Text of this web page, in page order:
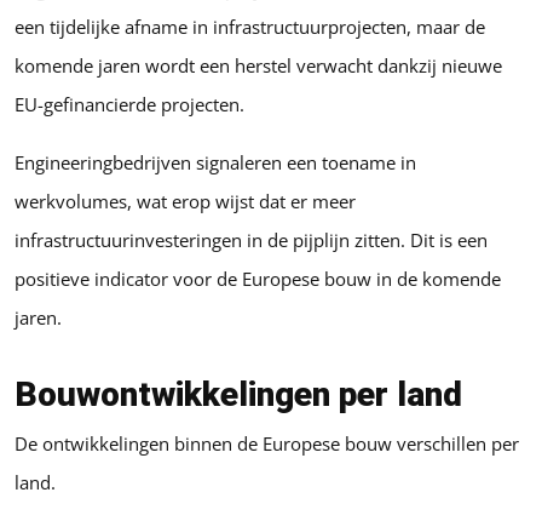
een tijdelijke afname in infrastructuurprojecten, maar de
komende jaren wordt een herstel verwacht dankzij nieuwe
EU-gefinancierde projecten.
Engineeringbedrijven signaleren een toename in
werkvolumes, wat erop wijst dat er meer
infrastructuurinvesteringen in de pijplijn zitten. Dit is een
positieve indicator voor de Europese bouw in de komende
jaren.
Bouwontwikkelingen per land
De ontwikkelingen binnen de Europese bouw verschillen per
land.